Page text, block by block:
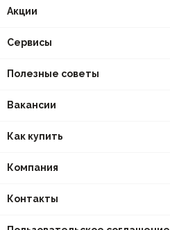
Акции
Сервисы
Полезные советы
Вакансии
Как купить
Компания
Контакты